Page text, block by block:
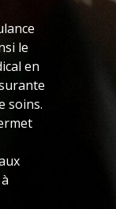
le
en
soins.